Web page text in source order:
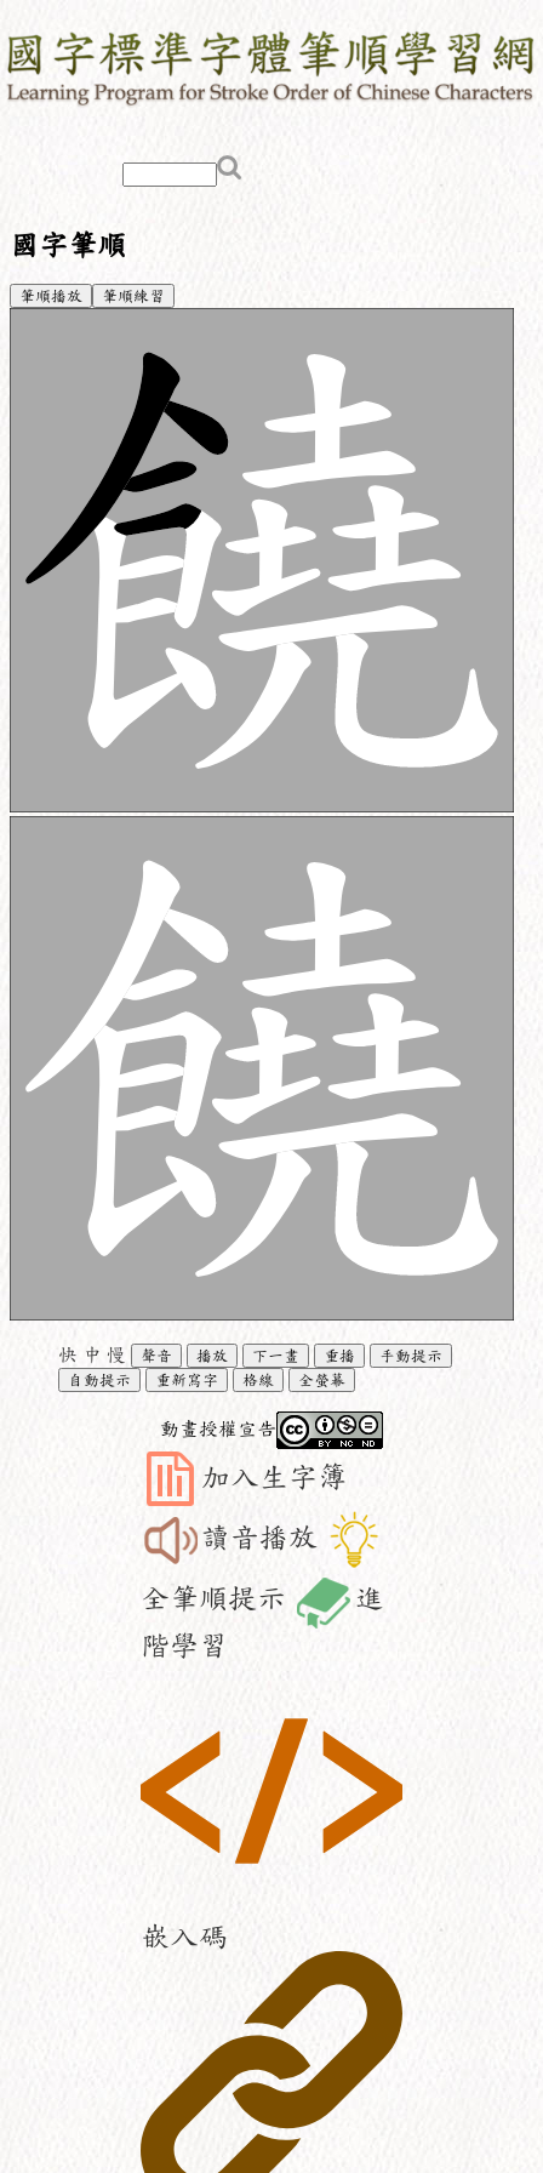
國字筆順
筆順播放 筆順練習
快 中 慢 聲音 播放 下一畫 重播
手動提示
自動提示
重新寫字 格線 全螢幕
動畫授權宣告
加入生字簿
讀音播放
全筆順提示
進
階學習
嵌入碼